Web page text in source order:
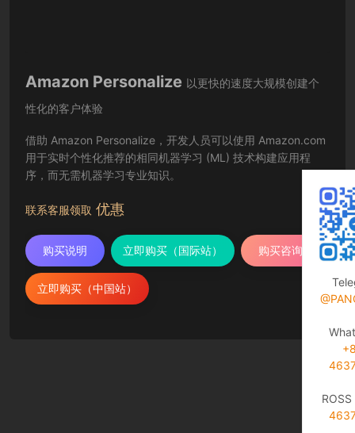
Amazon Personalize 以更快的速度大规模创建个
性化的客户体验
借助 Amazon Personalize，开发人员可以使用 Amazon.com
用于实时个性化推荐的相同机器学习 (ML) 技术构建应用程
序，而无需机器学习专业知识。
联系客服领取 优惠
购买说明 立即购买（国际站） 购买咨询
立即购买（中国站）